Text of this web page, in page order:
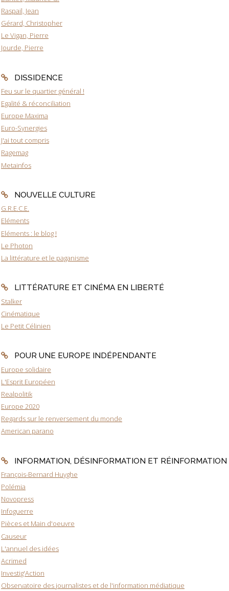
Raspail, Jean
Gérard, Christopher
Le Vigan, Pierre
Jourde, Pierre
DISSIDENCE
Feu sur le quartier général !
Egalité & réconciliation
Europe Maxima
Euro-Synergies
J'ai tout compris
Ragemag
Metainfos
NOUVELLE CULTURE
G.R.E.C.E.
Eléments
Eléments : le blog !
Le Photon
La littérature et le paganisme
LITTÉRATURE ET CINÉMA EN LIBERTÉ
Stalker
Cinématique
Le Petit Célinien
POUR UNE EUROPE INDÉPENDANTE
Europe solidaire
L'Esprit Européen
Realpolitik
Europe 2020
Regards sur le renversement du monde
American parano
INFORMATION, DÉSINFORMATION ET RÉINFORMATION
François-Bernard Huyghe
Polémia
Novopress
Infoguerre
Pièces et Main d'oeuvre
Causeur
L'annuel des idées
Acrimed
Investig'Action
Observatoire des journalistes et de l'information médiatique